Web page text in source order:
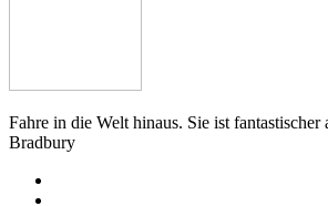
Fahre in die Welt hinaus. Sie ist fantastischer
Bradbury